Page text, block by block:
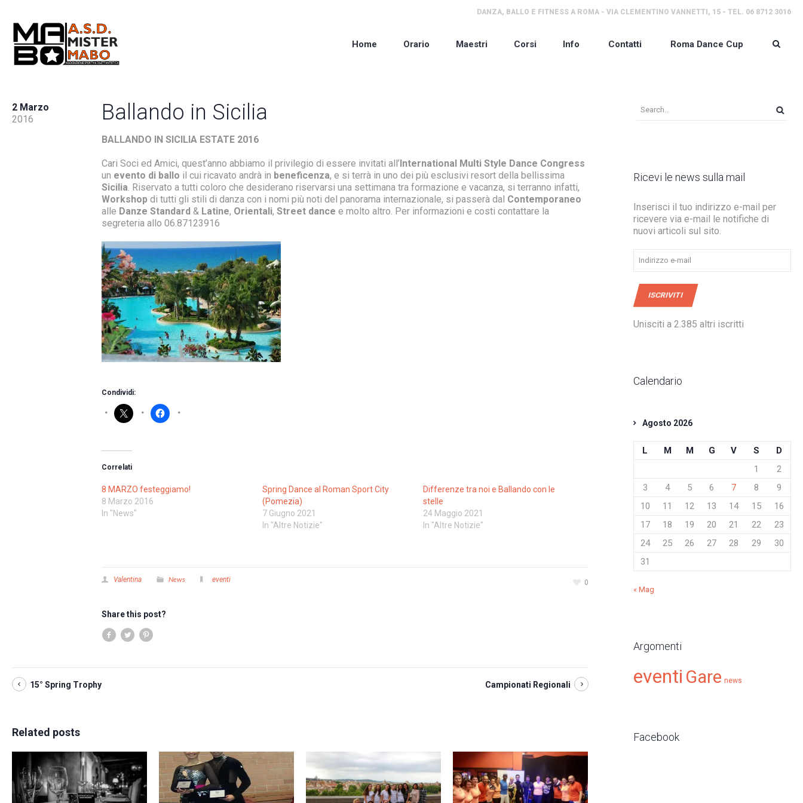
DANZA, BALLO E FITNESS A ROMA - VIA CLEMENTINO VANNETTI, 15 - TEL. 06 8712 3016
Home Orario Maestri Corsi Info Contatti Roma Dance Cup
2 Marzo
2016
Ballando in Sicilia
BALLANDO IN SICILIA ESTATE 2016
Cari Soci ed Amici, quest’anno abbiamo il privilegio di essere invitati all’International Multi Style Dance Congress
un evento di ballo il cui ricavato andrà in beneficenza, e si terrà in uno dei più esclusivi resort della bellissima
Sicilia. Riservato a tutti coloro che desiderano riservarsi una settimana tra formazione e vacanza, si terranno infatti,
Workshop di tutti gli stili di danza con i nomi più noti del panorama internazionale, si passerà dal Contemporaneo
alle Danze Standard & Latine, Orientali, Street dance e molto altro. Per informazioni e costi contattare la
segreteria allo 06.87123916
Condividi:
Correlati
8 MARZO festeggiamo!
8 Marzo 2016
In "News"
Spring Dance al Roman Sport City
(Pomezia)
7 Giugno 2021
In "Altre Notizie"
Differenze tra noi e Ballando con le
stelle
24 Maggio 2021
In "Altre Notizie"
0
Valentina News eventi
Share this post?
15° Spring Trophy Campionati Regionali
Related posts
Ricevi le news sulla mail
Inserisci il tuo indirizzo e-mail per
ricevere via e-mail le notifiche di
nuovi articoli sul sito.
Indirizzo
e-
ISCRIVITI
Unisciti a 2.385 altri iscritti
Calendario
Agosto 2026
L M M G V S
D
1
2
3
4 5 6 7 8
9
10
11 12 13 14 15
16
17
18 19 20 21 22
23
24
25 26 27 28 29
30
31
« Mag
Argomenti
eventi Gare news
Facebook